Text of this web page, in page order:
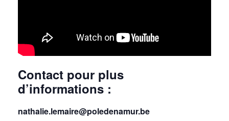
Contact pour plus
d’informations :
nathalie.lemaire@poledenamur.be